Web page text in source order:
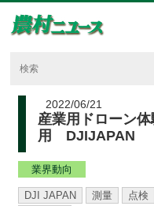
2022/06/21
産業用ドローン
用 DJIJAPAN
業界動向
DJI JAPAN 測量
点検